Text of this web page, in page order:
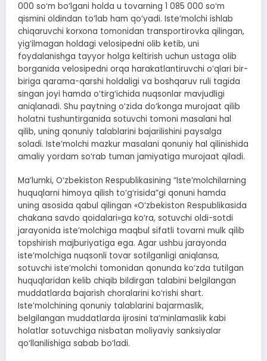
000 so‘m bo‘lgani holda u tovarning 1 085 000 so‘m
qismini oldindan to‘lab ham qo‘yadi. Iste’molchi ishlab
chiqaruvchi korxona tomonidan transportirovka qilingan,
yig‘ilmagan holdagi velosipedni olib ketib, uni
foydalanishga tayyor holga keltirish uchun ustaga olib
borganida velosipedni orqa harakatlantiruvchi o‘qlari bir-
biriga qarama-qarshi holdaligi va boshqaruv ruli tagida
singan joyi hamda o‘tirg‘ichida nuqsonlar mavjudligi
aniqlanadi. Shu paytning o‘zida do‘konga murojaat qilib
holatni tushuntirganida sotuvchi tomoni masalani hal
qilib, uning qonuniy talablarini bajarilishini paysalga
soladi. Iste’molchi mazkur masalani qonuniy hal qilinishida
amaliy yordam so‘rab tuman jamiyatiga murojaat qiladi.
Ma’lumki, O‘zbekiston Respublikasining “Iste’molchilarning
huquqlarni himoya qilish to‘g‘risida”gi qonuni hamda
uning asosida qabul qilingan «O‘zbekiston Respublikasida
chakana savdo qoidalari»ga ko‘ra, sotuvchi oldi-sotdi
jarayonida iste’molchiga maqbul sifatli tovarni mulk qilib
topshirish majburiyatiga ega. Agar ushbu jarayonda
iste’molchiga nuqsonli tovar sotilganligi aniqlansa,
sotuvchi iste’molchi tomonidan qonunda ko‘zda tutilgan
huquqlaridan kelib chiqib bildirgan talabini belgilangan
muddatlarda bajarish choralarini ko‘rishi shart.
Iste’molchining qonuniy talablarini bajarmaslik,
belgilangan muddatlarda ijrosini ta’minlamaslik kabi
holatlar sotuvchiga nisbatan moliyaviy sanksiyalar
qo‘llanilishiga sabab bo‘ladi.